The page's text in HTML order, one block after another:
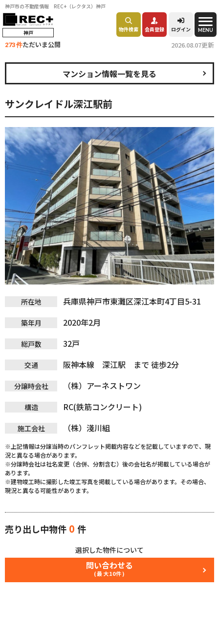
神戸市の不動産情報 REC+（レクタス）神戸
神戸 物件検索 会員登録 ログイン MENU
273 件ただいま公開 2026.08.07更新
サンクレイドル深江駅前
マンション情報一覧を見る
所在地 兵庫県神戸市東灘区深江本町4丁目5-31
築年月 2020年2月
総戸数 32戸
交通 阪神本線 深江駅 まで 徒歩2分
分譲時会社 （株）アーネストワン
構造 RC(鉄筋コンクリート)
施工会社 （株）淺川組
※上記情報は分譲当時のパンフレット掲載内容などを記載していますので、現
況と異なる場合があります。
※分譲時会社は社名変更（合併、分割含む）後の会社名が掲載している場合が
あります。
※建物竣工時に撮影した竣工写真を掲載している場合があります。その場合、
現況と異なる可能性があります。
売り出し中物件 0 件
選択した物件について
問い合わせる
(最大10件)